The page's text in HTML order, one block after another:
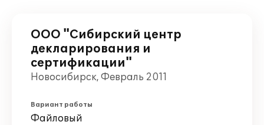
ООО "Сибирский центр
декларирования и
сертификации"
Новосибирск, Февраль 2011
Вариант работы
Файловый